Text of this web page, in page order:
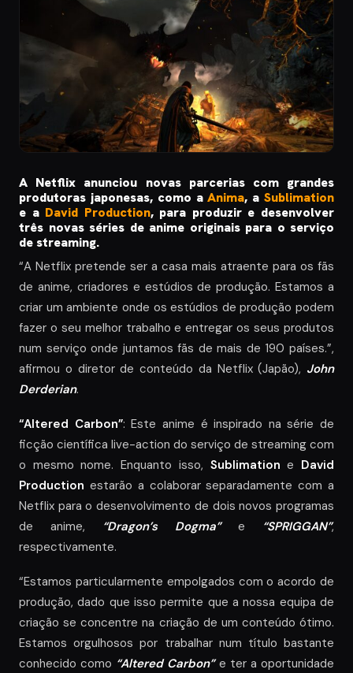
A Netflix anunciou novas parcerias com grandes
produtoras japonesas, como aAnima, aSublimation
e a David Production, para produzir e desenvolver
três novas séries de anime originais para o serviço
de streaming.
“A Netflix pretende ser a casa mais atraente para os fãs
de anime, criadores e estúdios de produção. Estamos a
criar um ambiente onde os estúdios de produção podem
fazer o seu melhor trabalho e entregar os seus produtos
num serviço onde juntamos fãs de mais de 190 países.”,
afirmou o diretor de conteúdo da Netflix (Japão), John
Derderian.
“Altered Carbon”: Este anime é inspirado na série de
ficção científica live-action do serviço de streaming com
o mesmo nome. Enquanto isso, Sublimation e David
Production estarão a colaborar separadamente com a
Netflix para o desenvolvimento de dois novos programas
de anime, “Dragon’s Dogma”e “SPRIGGAN”,
respectivamente.
“Estamos particularmente empolgados com o acordo de
produção, dado que isso permite que a nossa equipa de
criação se concentre na criação de um conteúdo ótimo.
Estamos orgulhosos por trabalhar num título bastante
conhecido como “Altered Carbon”e ter a oportunidade